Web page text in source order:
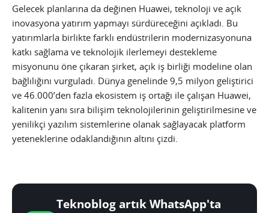
Gelecek planlarına da değinen Huawei, teknoloji ve açık
inovasyona yatırım yapmayı sürdüreceğini açıkladı. Bu
yatırımlarla birlikte farklı endüstrilerin modernizasyonuna
katkı sağlama ve teknolojik ilerlemeyi destekleme
misyonunu öne çıkaran şirket, açık iş birliği modeline olan
bağlılığını vurguladı. Dünya genelinde 9,5 milyon geliştirici
ve 46.000’den fazla ekosistem iş ortağı ile çalışan Huawei,
kalitenin yanı sıra bilişim teknolojilerinin geliştirilmesine ve
yenilikçi yazılım sistemlerine olanak sağlayacak platform
yeteneklerine odaklandığının altını çizdi.
Teknoblog artık WhatsApp'ta